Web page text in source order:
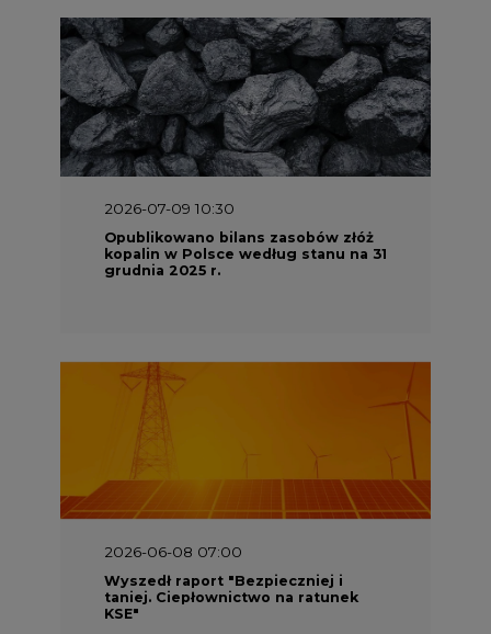
2026-07-09 10:30
Opublikowano bilans zasobów złóż
kopalin w Polsce według stanu na 31
grudnia 2025 r.
2026-06-08 07:00
Wyszedł raport "Bezpieczniej i
taniej. Ciepłownictwo na ratunek
KSE"